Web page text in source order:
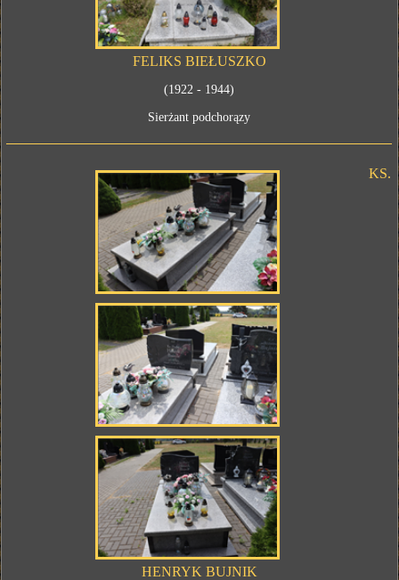
FELIKS BIEŁUSZKO
(1922 - 1944)
Sierżant podchorązy
KS.
HENRYK BUJNIK